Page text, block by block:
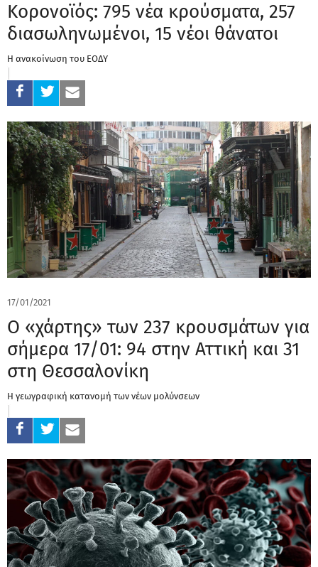
Κορονοϊός: 795 νέα κρούσματα, 257
διασωληνωμένοι, 15 νέοι θάνατοι
Η ανακοίνωση του ΕΟΔΥ
17/01/2021
Ο «χάρτης» των 237 κρουσμάτων για
σήμερα 17/01: 94 στην Αττική και 31
στη Θεσσαλονίκη
Η γεωγραφική κατανομή των νέων μολύνσεων